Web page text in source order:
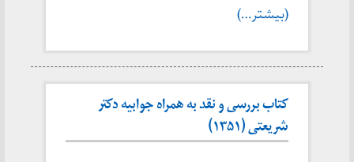
(بیشتر…)
کتاب بررسی و نقد به همراه جوابیه دکتر
شریعتی (۱۳۵۱)